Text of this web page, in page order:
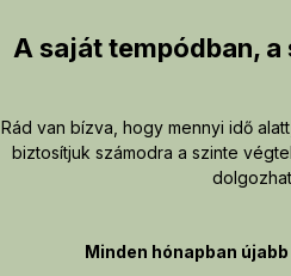
A saját tempódban,
Rád van bízva, hogy mennyi idő
biztosítjuk számodra a szinte
Minden hónapban